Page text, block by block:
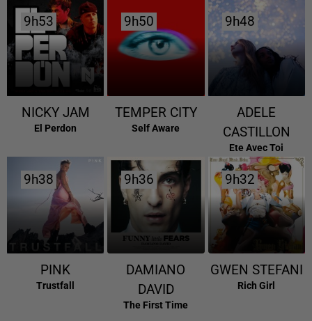
9h53
9h53
NICKY JAM
El Perdon
9h50
9h50
TEMPER CITY
Self Aware
9h48
9h48
ADELE
CASTILLON
Ete Avec Toi
9h38
9h38
PINK
Trustfall
9h36
9h36
DAMIANO
DAVID
The First Time
9h32
9h32
GWEN STEFANI
Rich Girl